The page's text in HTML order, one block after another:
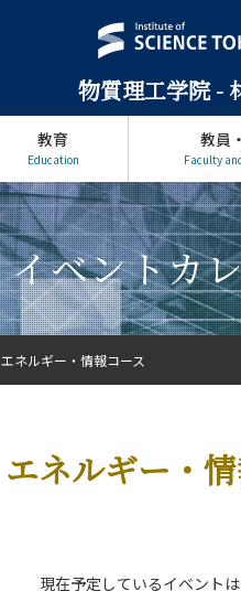
物質理工学院 -
教育
Education
教員
Faculty
イベントカ
エネルギー・
現在予定しているイベントは
エネルギー・情報コース